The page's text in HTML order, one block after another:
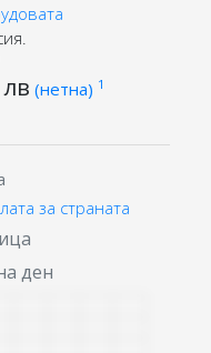
лв (нетна) 1
за страната
ден